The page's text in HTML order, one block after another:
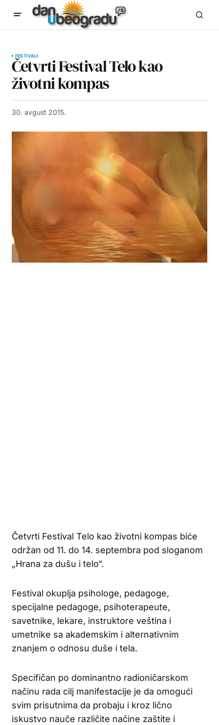
FESTIVALI
Četvrti Festival Telo kao
životni kompas
30. avgust 2015.
Četvrti Festival Telo kao životni kompas biće
održan od 11. do 14. septembra pod sloganom
„Hrana za dušu i telo“.
Festival okuplja psihologe, pedagoge,
specijalne pedagoge, psihoterapeute,
savetnike, lekare, instruktore veština i
umetnike sa akademskim i alternativnim
znanjem o odnosu duše i tela.
Specifičan po dominantno radioničarskom
načinu rada cilj manifestacije je da omogući
svim prisutnima da probaju i kroz lično
iskustvo nauče različite načine zaštite i